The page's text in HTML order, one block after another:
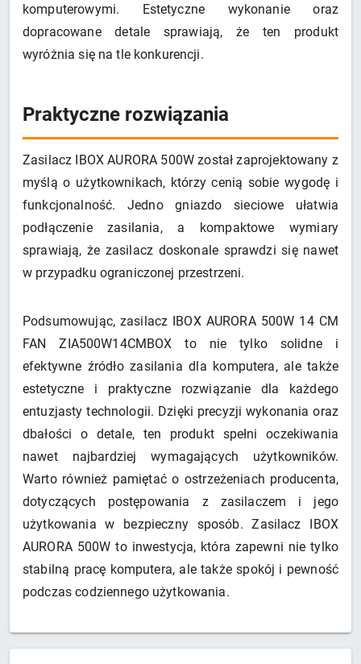
komputerowymi. Estetyczne wykonanie oraz
dopracowane detale sprawiają, że ten produkt
wyróżnia się na tle konkurencji.
Praktyczne rozwiązania
Zasilacz IBOX AURORA 500W został zaprojektowany z
myślą o użytkownikach, którzy cenią sobie wygodę i
funkcjonalność. Jedno gniazdo sieciowe ułatwia
podłączenie zasilania, a kompaktowe wymiary
sprawiają, że zasilacz doskonale sprawdzi się nawet
w przypadku ograniczonej przestrzeni.
Podsumowując, zasilacz IBOX AURORA 500W 14 CM
FAN ZIA500W14CMBOX to nie tylko solidne i
efektywne źródło zasilania dla komputera, ale także
estetyczne i praktyczne rozwiązanie dla każdego
entuzjasty technologii. Dzięki precyzji wykonania oraz
dbałości o detale, ten produkt spełni oczekiwania
nawet najbardziej wymagających użytkowników.
Warto również pamiętać o ostrzeżeniach producenta,
dotyczących postępowania z zasilaczem i jego
użytkowania w bezpieczny sposób. Zasilacz IBOX
AURORA 500W to inwestycja, która zapewni nie tylko
stabilną pracę komputera, ale także spokój i pewność
podczas codziennego użytkowania.